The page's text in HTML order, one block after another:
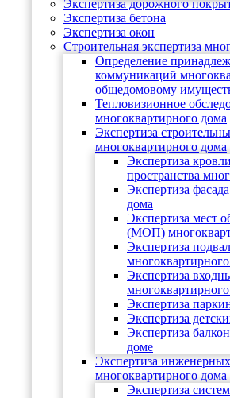
Экспертиза дорожного
Экспертиза бетона
Экспертиза окон
Строительная экспертиза
Определение
коммуникаций
общедомовому
Тепловизионное
многоквартирного дома
Экспертиза
многоквартирного дома
Экспертиза
пространства
Экспертиза
дома
Экспертиза мест
(МОП)
Экспертиза
Экспертиза
Экспертиза
Экспертиза
Экспертиза
доме
Экспертиза
многоквартирного дома
Экспертиза